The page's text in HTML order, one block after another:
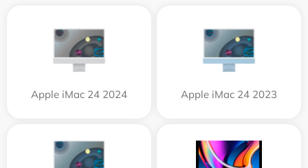
Apple iMac 24 2024 Apple iMac 24 2023